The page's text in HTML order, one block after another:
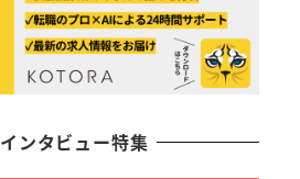
インタビュー特集